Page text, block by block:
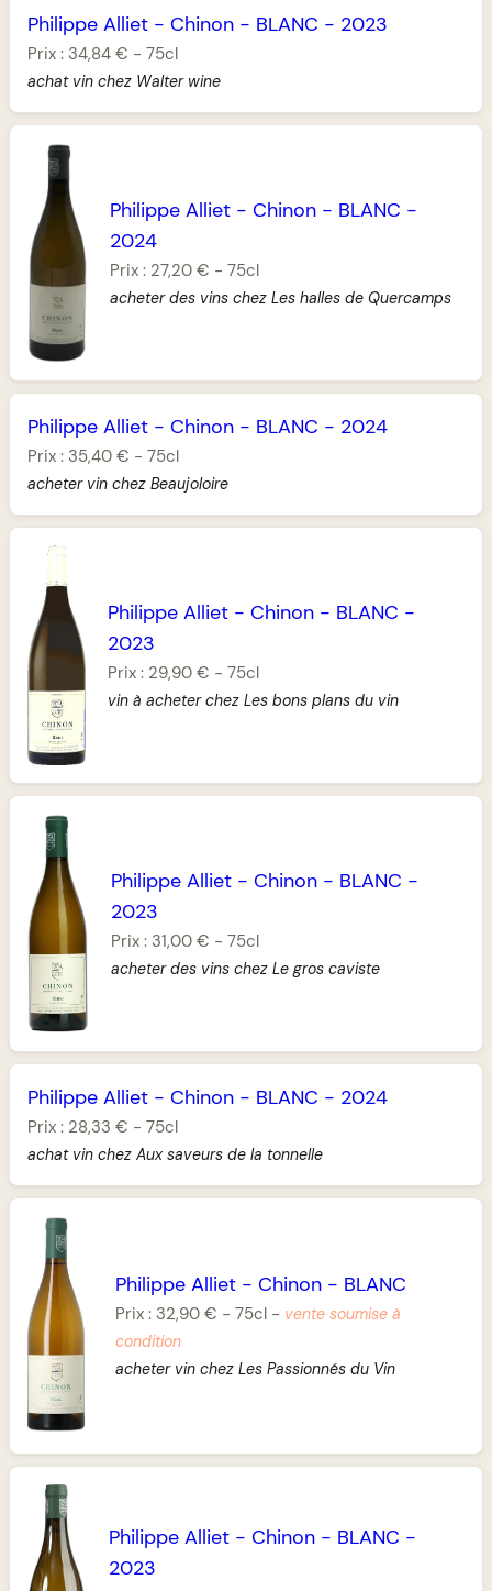
Philippe Alliet - Chinon - BLANC - 2023
Prix : 34,84 € - 75cl
achat vin chez Walter wine
Philippe Alliet- Chinon- BLANC -
2024
Prix : 27,20 € - 75cl
acheter des vins chez Les halles de Quercamps
Philippe Alliet - Chinon - BLANC - 2024
Prix : 35,40 € - 75cl
acheter vin chez Beaujoloire
Philippe Alliet- Chinon- BLANC -
2023
Prix : 29,90 € - 75cl
vin à acheter chez Les bons plans du vin
Philippe Alliet- Chinon- BLANC -
2023
Prix : 31,00 € - 75cl
acheter des vins chez Le gros caviste
Philippe Alliet - Chinon - BLANC - 2024
Prix : 28,33 € - 75cl
achat vin chez Aux saveurs de la tonnelle
Philippe Alliet- Chinon- BLANC
Prix : 32,90 € - 75cl- vente soumise à
condition
acheter vin chez Les Passionnés du Vin
Philippe Alliet- Chinon- BLANC -
2023